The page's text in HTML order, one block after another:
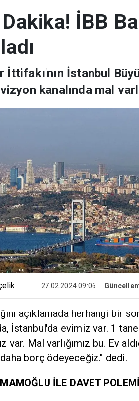
İBB
İttifakı'nın İstanbul
kanalında mal
27.02.2024 09:06
açıklamada herhangi bir
İstanbul'da evimiz var. 1
var. Mal varlığımız bu. Ev
daha borç ödeyeceğiz." dedi.
İLE DAVET